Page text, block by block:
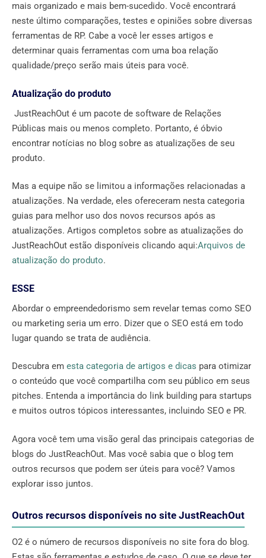
mais organizado e mais bem-sucedido. Você encontrará
neste último comparações, testes e opiniões sobre diversas
ferramentas de RP. Cabe a você ler esses artigos e
determinar quais ferramentas com uma boa relação
qualidade/preço serão mais úteis para você.
Atualização do produto
JustReachOut é um pacote de software de Relações
Públicas mais ou menos completo. Portanto, é óbvio
encontrar notícias no blog sobre as atualizações de seu
produto.
Mas a equipe não se limitou a informações relacionadas a
atualizações. Na verdade, eles ofereceram nesta categoria
guias para melhor uso dos novos recursos após as
atualizações. Artigos completos sobre as atualizações do
JustReachOut estão disponíveis clicando aqui:Arquivos de
atualização do produto.
ESSE
Abordar o empreendedorismo sem revelar temas como SEO
ou marketing seria um erro. Dizer que o SEO está em todo
lugar quando se trata de audiência.
Descubra em esta categoria de artigos e dicas para otimizar
o conteúdo que você compartilha com seu público em seus
pitches. Entenda a importância do link building para startups
e muitos outros tópicos interessantes, incluindo SEO e PR.
Agora você tem uma visão geral das principais categorias de
blogs do JustReachOut. Mas você sabia que o blog tem
outros recursos que podem ser úteis para você? Vamos
explorar isso juntos.
Outros recursos disponíveis no site JustReachOut
O2 é o número de recursos disponíveis no site fora do blog.